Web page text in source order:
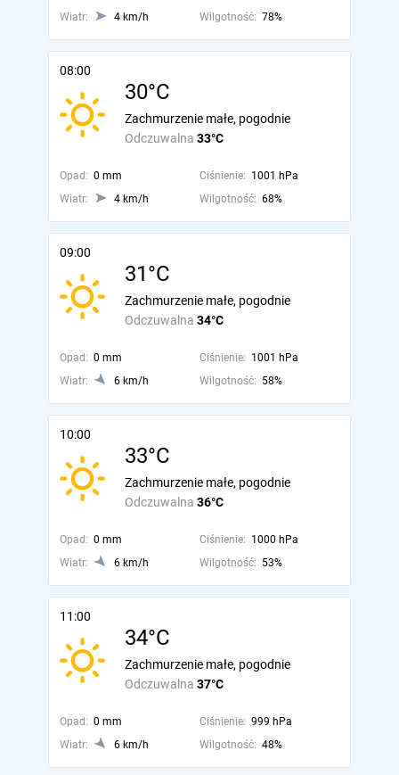
Wiatr: 4 km/h Wilgotność: 78%
08:00
30°C
Odczuwalna 33°C
Zachmurzenie małe, pogodnie
Opad: 0 mm Ciśnienie: 1001 hPa
Wiatr:
4 km/h Wilgotność: 68%
09:00
31°C
Odczuwalna 34°C
Zachmurzenie małe, pogodnie
Opad: 0 mm Ciśnienie: 1001 hPa
Wiatr:
6 km/h Wilgotność: 58%
10:00
33°C
Odczuwalna 36°C
Zachmurzenie małe, pogodnie
Opad: 0 mm Ciśnienie: 1000 hPa
Wiatr:
6 km/h Wilgotność: 53%
11:00
34°C
Odczuwalna 37°C
Zachmurzenie małe, pogodnie
Opad: 0 mm Ciśnienie: 999 hPa
Wiatr:
6 km/h Wilgotność: 48%